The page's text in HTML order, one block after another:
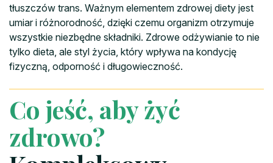
tłuszczów trans. Ważnym elementem zdrowej diety jest
umiar i różnorodność, dzięki czemu organizm otrzymuje
wszystkie niezbędne składniki. Zdrowe odżywianie to nie
tylko dieta, ale styl życia, który wpływa na kondycję
fizyczną, odporność i długowieczność.
Co jeść, aby żyć
zdrowo?